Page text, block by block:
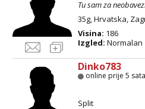
Tu sam za
35g, Hrvatska,
Visina: 186
Izgled: Normalan
Dinko783
online prije 5 sata
Split